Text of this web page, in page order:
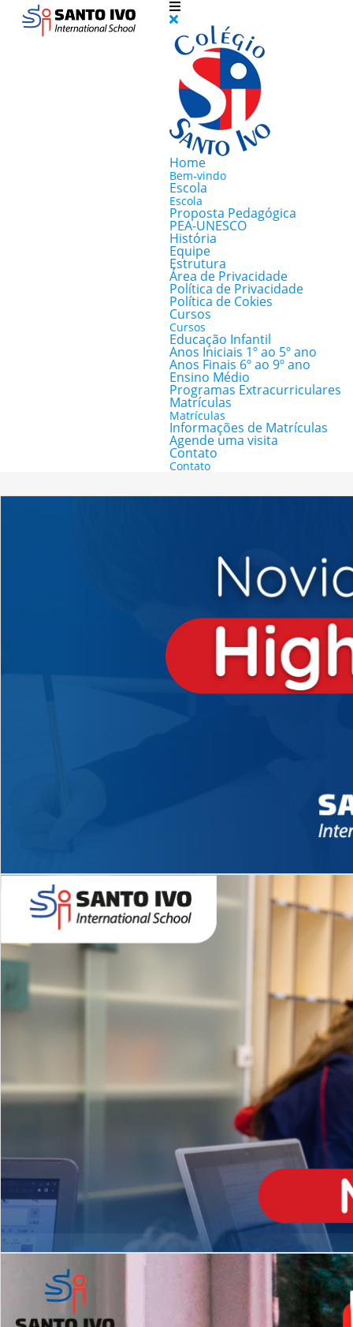
Home
Bem-vindo
Escola
Escola
Proposta Pedagógica
PEA-UNESCO
História
Equipe
Estrutura
Área de Privacidade
Política de Privacidade
Política de Cokies
Cursos
Cursos
Educação Infantil
Anos Iniciais 1º ao 5º ano
Anos Finais 6º ao 9º ano
Ensino Médio
Programas Extracurriculares
Matrículas
Matrículas
Informações de Matrículas
Agende uma visita
Contato
Contato
Novidades 2026 High School
Matrículas Abertas 2026
EDUCAÇÃO INFANTIL
Inglês todos os dias
MÉDIO
igh School
Dupla Diplomação
2º AO 5º ANO FUNDAMENTAL